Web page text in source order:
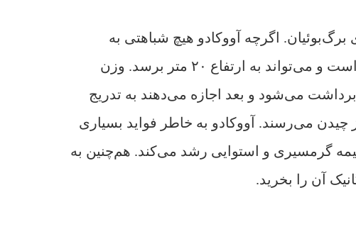
اگرچه آووکادو هیچ شباهتی به
خویشاوندانش ندارد، اما رابطه‌ی نزدیکی با دارچین و برگ بو دارد. درخت آووکادو معمولا بلند است و می‌تواند به ارتفاع ۲۰ متر برسد. وزن
این میوه به صورت نارس برداشت می‌شود و بعد اجازه می‌دهند به تدریج
چیدن می‌رسند. آووکادو به خاطر فواید بسیاری
گرمسیری و استوایی رشد می‌کند. هم‌چنین به
آن را بخرید.